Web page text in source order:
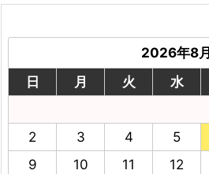
2026年8月
日
月 火 水
2
3 4 5
9
10 11 12